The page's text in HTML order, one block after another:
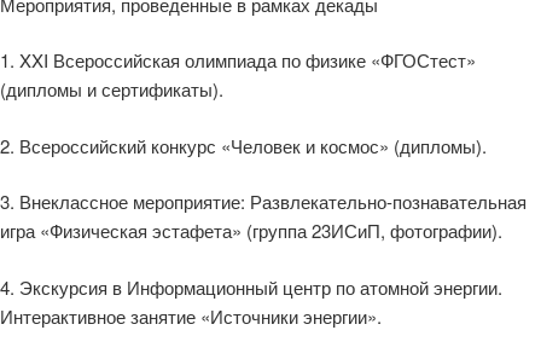
1. XXI Всероссийская олимпиада по физике «ФГОСтест»
(дипломы и сертификаты).
2. Всероссийский конкурс «Человек и космос» (дипломы).
3. Внеклассное мероприятие: Развлекательно-познавательная
игра «Физическая эстафета» (группа 23ИСиП, фотографии).
4. Экскурсия в Информационный центр по атомной энергии.
Интерактивное занятие «Источники энергии».